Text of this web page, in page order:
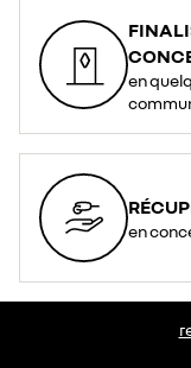
en
en